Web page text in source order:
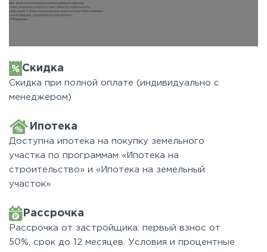
Скидка
Скидка при полной оплате (индивидуально с
менеджером)
Ипотека
Доступна ипотека на покупку земельного
участка по программам «Ипотека на
строительство» и «Ипотека на земельный
участок»
Рассрочка
Рассрочка от застройщика: первый взнос от
50%, срок до 12 месяцев. Условия и процентные